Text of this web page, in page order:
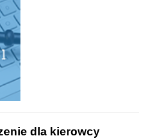
dla kierowcy